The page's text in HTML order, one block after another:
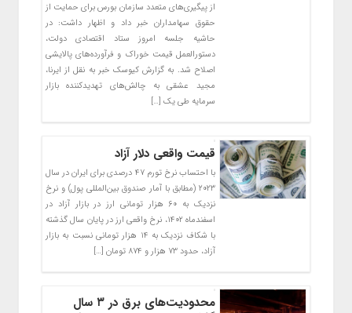
از پیگیری‌های متعدد سازمان بورس برای حمایت از
حقوق سهامداران خبر داد و اظهار داشت: در
حاشیه جلسه امروز ستاد اقتصادی دولت،
دستورالعمل قیمت خوراک و فرآورده‌های پالایشی
اصلاح شد. به گزارش کیوسک خبر به نقل از ایرنا،
مجید عشقی به چالش‌های تهدیدکننده بازار
سرمایه طی یک […]
قیمت واقعی دلار آزاد
با احتساب نرخ تورم ۴۷ درصدی برای ایران در سال
۲۰۲۳ (مطابق با آمار صندوق بین‌المللی پول) و نرخ
نزدیک به ۶۰ هزار تومانی ارز در بازار آزاد در
اسفندماه ۱۴۰۲، نرخ واقعی ارز در پایان سال گذشته
با شکاف نزدیک به ۱۴ هزار تومانی نسبت به بازار
آزاد، حدود ۷۳ هزار و ۸۷۴ تومان […]
محدودیت‌های برق در ۳ سال